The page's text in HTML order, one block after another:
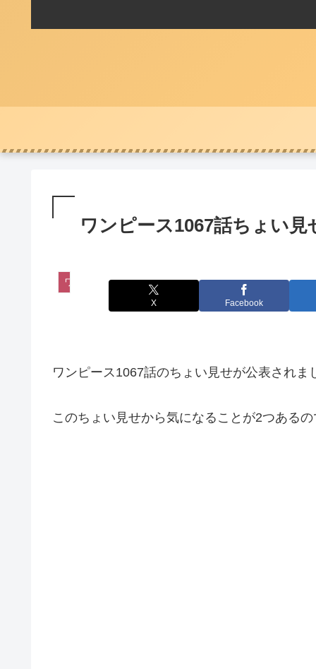
ワンピース1067話ちょい見
ワンピース
X Facebook
ワンピース1067話のちょい見せが公表されま
このちょい見せから気になることが2つある